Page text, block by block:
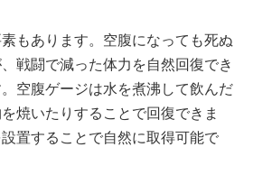
もあります。空腹になっても死ぬ
戦闘で減った体力を自然回復でき
空腹ゲージは水を煮沸して飲んだ
焼いたりすることで回復できま
置することで自然に取得可能で